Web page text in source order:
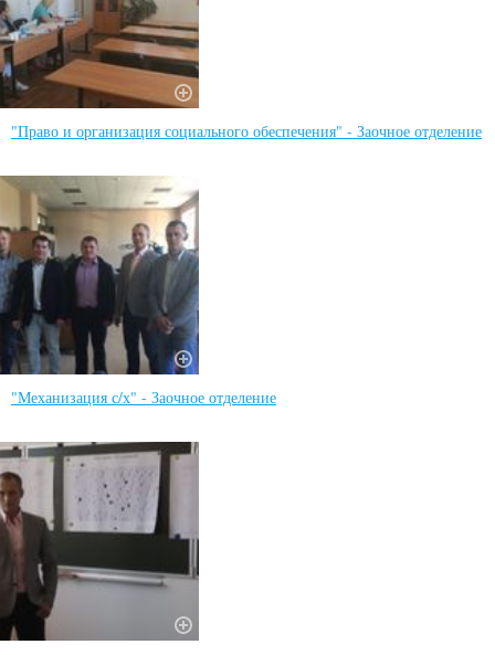
"Право и организация социального обеспечения" - Заочное отделение
"Механизация с/х" - Заочное отделение